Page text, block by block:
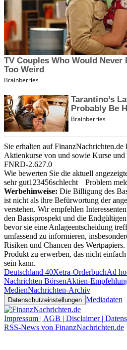
Sie erhalten auf FinanzNachrichten.de
Aktienkurse von und sowie Kurse und
FNRD-2.627.0
Wie bewerten Sie die aktuell
sehr gut1 23456schlecht
Problem
Werbehinweise: Die Billigung des
ist nicht als ihre Befürwortung der
verstehen. Wir empfehlen
den Basisprospekt und die
bevor sie eine Anlageentscheidung
umfassend zu informieren,
Risiken und Chancen des
Produkt zu erwerben, das nicht
sein kann.
Deutschland 40Xetra-OrderbuchAd
Nachrichten BörsenAktien-
MedienNachrichten-Archiv
Datenschutzeinstellungen Mediadaten
Impressum | AGB | Disclaimer |
RSS-News von FinanzNachrichten.de